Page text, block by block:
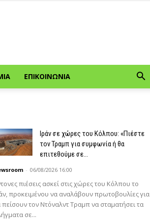
ΕΠΙΚΟΙΝΩΝΊΑ
Ιράν σε χώρες του Κόλπου: «Πιέστε
τον Τραμπ για συμφωνία ή θα
επιτεθούμε σε...
- 06/08/2026 16:00
πιέσεις ασκεί στις χώρες του Κόλπου το
προκειμένου να αναλάβουν πρωτοβουλίες για
πείσουν τον Ντόναλντ Τραμπ να σταματήσει τα
σε...